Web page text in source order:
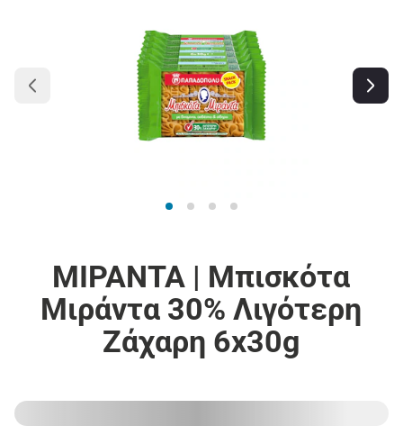
ΜΙΡΑΝΤΑ | Μπισκότα
Μιράντα 30% Λιγότερη
Ζάχαρη 6x30g